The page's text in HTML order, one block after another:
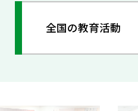
全国の教育活動